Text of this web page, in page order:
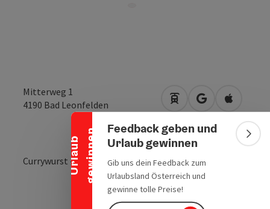
U
r
l
a
u
b
g
e
w
i
n
n
e n
Banner einklappen
Feedback geben und
Urlaub gewinnen
Gib uns dein Feedback zum
Urlaubsland Österreich und
gewinne tolle Preise!
Mitterweg 1
4190 Bad Leonfelden Anreise mit
in Googlein Apple
Currywurst - Burger - Bosner